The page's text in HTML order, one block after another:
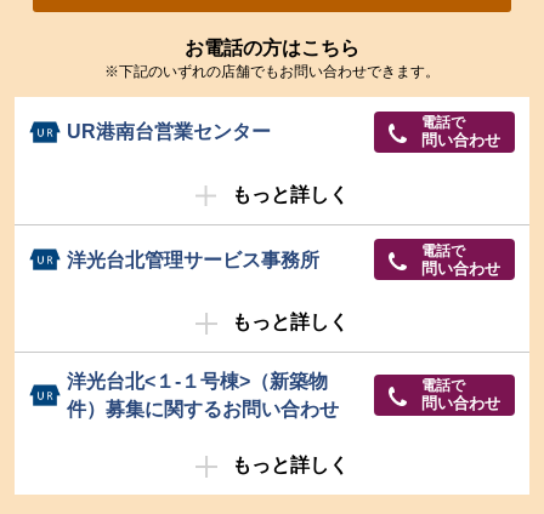
お電話の方はこちら
※下記のいずれの店舗でもお問い合わせできます。
UR港南台営業センター 電話で
問い合わせ
もっと詳しく
洋光台北管理サービス事務所 電話で
問い合わせ
もっと詳しく
洋光台北<１-１号棟>（新築物
件）募集に関するお問い合わせ
電話で
問い合わせ
もっと詳しく